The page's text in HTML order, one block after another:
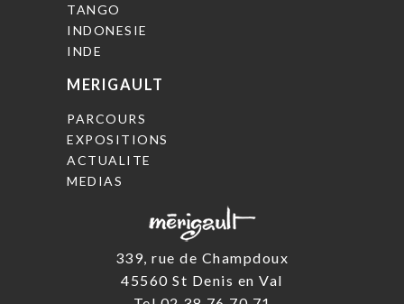
TANGO
INDONESIE
INDE
MERIGAULT
PARCOURS
EXPOSITIONS
ACTUALITE
MEDIAS
339, rue de Champdoux
45560 St Denis en Val